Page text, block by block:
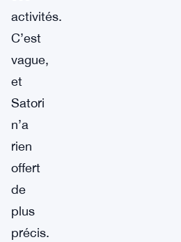
activités.
C’est
vague,
et
Satori
n’a
rien
offert
de
plus
précis.